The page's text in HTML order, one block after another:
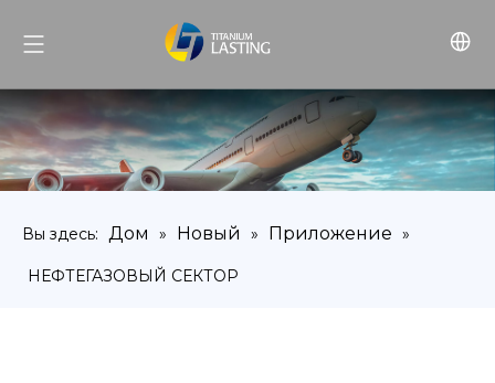
Вы здесь: Дом » Новый » Приложение »
НЕФТЕГАЗОВЫЙ СЕКТОР